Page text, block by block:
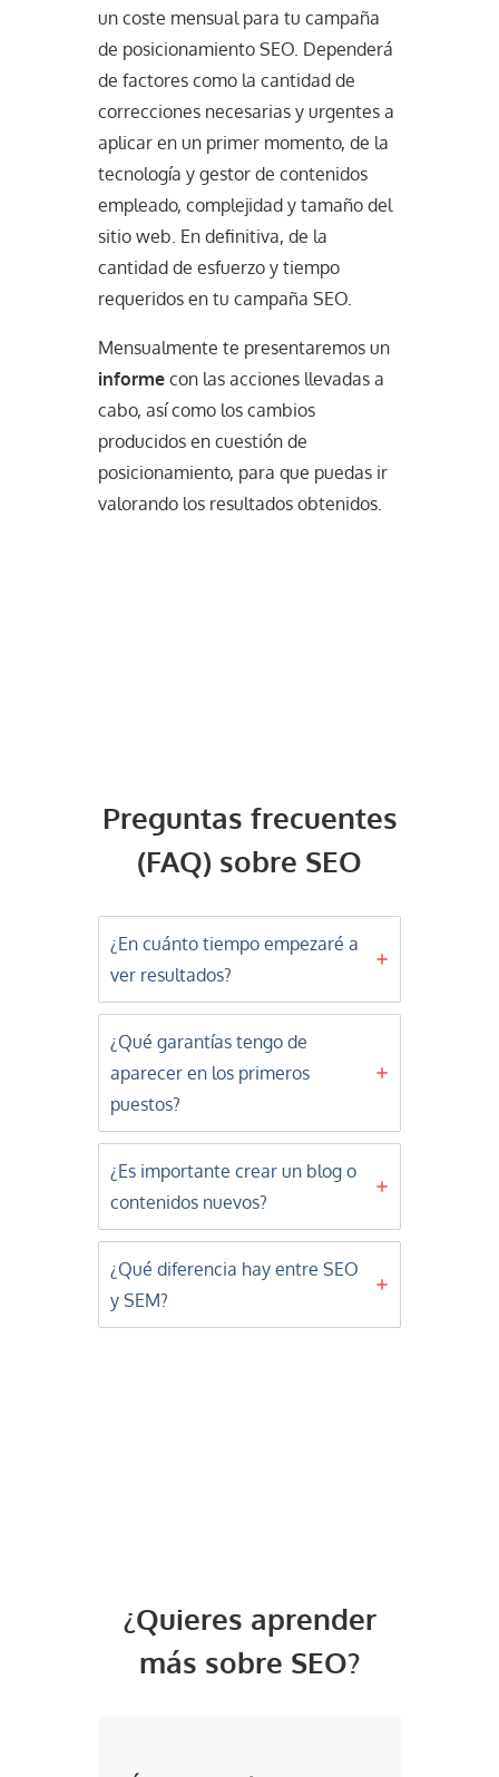
un coste mensual para tu campaña
de posicionamiento SEO. Dependerá
de factores como la cantidad de
correcciones necesarias y urgentes a
aplicar en un primer momento, de la
tecnología y gestor de contenidos
empleado, complejidad y tamaño del
sitio web. En definitiva, de la
cantidad de esfuerzo y tiempo
requeridos en tu campaña SEO.
Mensualmente te presentaremos un
informe con las acciones llevadas a
cabo, así como los cambios
producidos en cuestión de
posicionamiento, para que puedas ir
valorando los resultados obtenidos.
Preguntas frecuentes
(FAQ) sobre SEO
¿En cuánto tiempo empezaré a
ver resultados?
¿Qué garantías tengo de
aparecer en los primeros
puestos?
¿Es importante crear un blog o
contenidos nuevos?
¿Qué diferencia hay entre SEO
y SEM?
¿Quieres aprender
más sobre SEO?